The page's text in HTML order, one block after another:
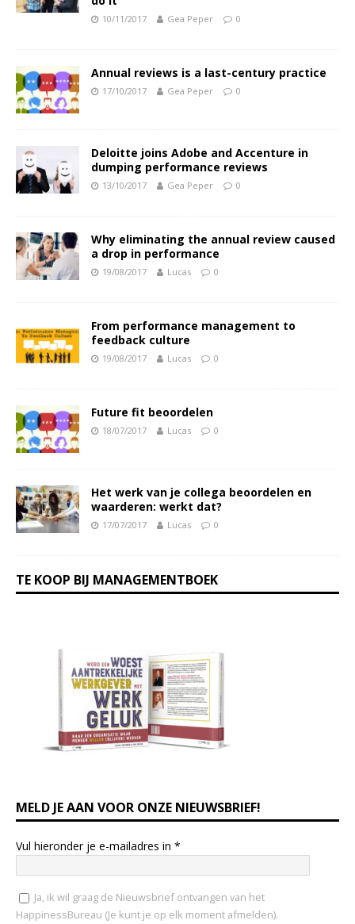
10/11/2017 Gea Peper 0
Annual reviews is a last-century practice
17/10/2017 Gea Peper 0
Deloitte joins Adobe and Accenture in
dumping performance reviews
13/10/2017 Gea Peper 0
Why eliminating the annual review caused
a drop in performance
19/08/2017 Lucas 0
From performance management to
feedback culture
19/08/2017 Lucas 0
Future fit beoordelen
18/07/2017 Lucas 0
Het werk van je collega beoordelen en
waarderen: werkt dat?
17/07/2017 Lucas 0
TE KOOP BIJ MANAGEMENTBOEK
MELD JE AAN VOOR ONZE NIEUWSBRIEF!
Vul hieronder je e-mailadres in *
Ja, ik wil graag de Nieuwsbrief ontvangen van het
HappinessBureau (Je kunt je op elk moment afmelden).